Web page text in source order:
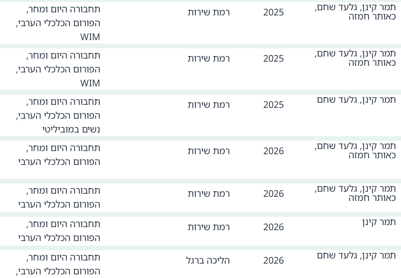
תמר קינן, גלעד שחם,
כאותר חמזה 2025 רמת שירות
תחבורה היום ומחר,
הפורום הכלכלי הערבי,
WIM
תמר קינן, גלעד שחם,
כאותר חמזה 2025 רמת שירות
תחבורה היום ומחר,
הפורום הכלכלי הערבי,
WIM
תמר קינן, גלעד שחם 2025 רמת שירות
תחבורה היום ומחר,
הפורום הכלכלי הערבי,
נשים במוביליטי
תמר קינן, גלעד שחם,
כאותר חמזה 2026 רמת שירות
תחבורה היום ומחר,
הפורום הכלכלי הערבי
תמר קינן, גלעד שחם,
כאותר חמזה 2026 רמת שירות
תחבורה היום ומחר,
הפורום הכלכלי הערבי
תמר קינן 2026 רמת שירות
תחבורה היום ומחר,
הפורום הכלכלי הערבי
תמר קינן, גלעד שחם 2026 הליכה ברגל
תחבורה היום ומחר,
הפורום הכלכלי הערבי,